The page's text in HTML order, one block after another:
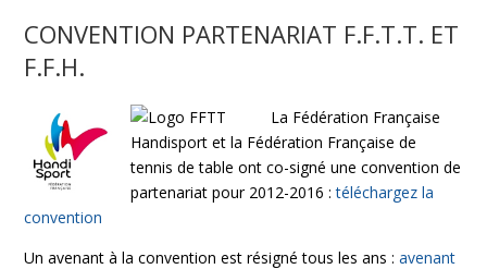
CONVENTION PARTENARIAT F.F.T.T. ET
F.F.H.
La Fédération Française
Handisport et la Fédération Française de
tennis de table ont co-signé une convention de
partenariat pour 2012-2016 :téléchargez la
convention
Un avenant à la convention est résigné tous les ans : avenant